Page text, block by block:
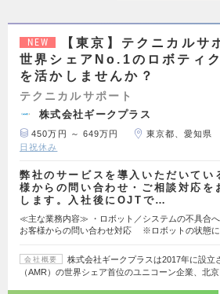
NEW
【東京】テクニカルサ
世界シェアNo.1のロボティ
を活かしませんか？
テクニカルサポート
株式会社ギークプラス
450万円 ～ 649万円 東京都、愛知県
日祝休み
弊社のサービスを導入いただいてい
様からの問い合わせ・ご相談対応を
します。入社後にOJTで…
≪主な業務内容≫ ・ロボット／システムの不具合
お客様からの問い合わせ対応 ※ロボットの状態に
会社概要
株式会社ギークプラスは2017年に設立
（AMR）の世界シェア首位のユニコーン企業、北